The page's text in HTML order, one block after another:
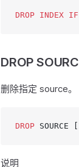
DROP INDEX IF
DROP
删除指定 source。
DROP
说明